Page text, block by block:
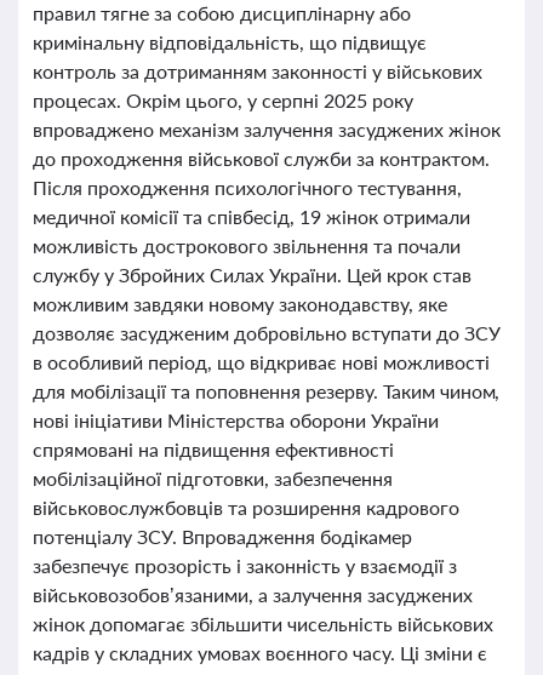
правил тягне за собою дисциплінарну або
кримінальну відповідальність, що підвищує
контроль за дотриманням законності у військових
процесах. Окрім цього, у серпні 2025 року
впроваджено механізм залучення засуджених жінок
до проходження військової служби за контрактом.
Після проходження психологічного тестування,
медичної комісії та співбесід, 19 жінок отримали
можливість дострокового звільнення та почали
службу у Збройних Силах України. Цей крок став
можливим завдяки новому законодавству, яке
дозволяє засудженим добровільно вступати до ЗСУ
в особливий період, що відкриває нові можливості
для мобілізації та поповнення резерву. Таким чином,
нові ініціативи Міністерства оборони України
спрямовані на підвищення ефективності
мобілізаційної підготовки, забезпечення
військовослужбовців та розширення кадрового
потенціалу ЗСУ. Впровадження бодікамер
забезпечує прозорість і законність у взаємодії з
військовозобов’язаними, а залучення засуджених
жінок допомагає збільшити чисельність військових
кадрів у складних умовах воєнного часу. Ці зміни є